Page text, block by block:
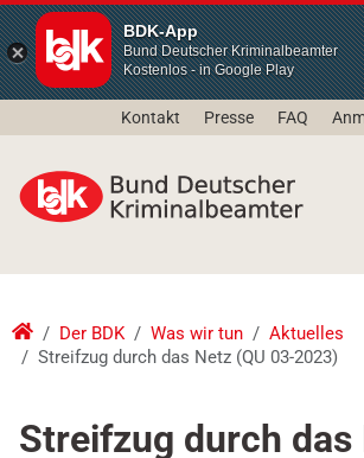
BDK-App
Bund Deutscher Kriminalbeamter
Kostenlos - in Google Play
Kontakt Presse FAQ
Der BDK Was wir tun
Aktuelles
Streifzug durch das Netz (QU 03-2023)
Streifzug durch das